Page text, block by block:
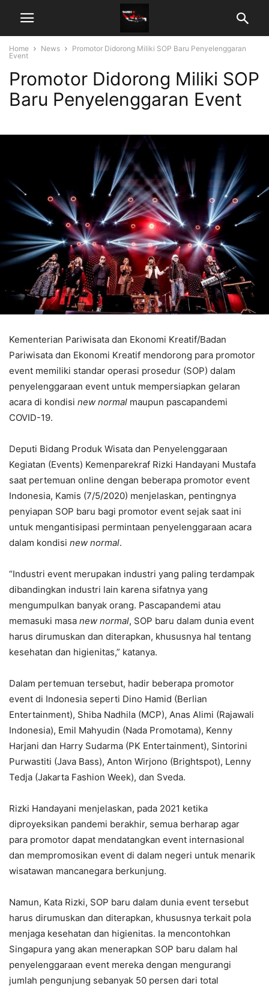
Home News
Promotor Didorong Miliki SOP Baru Penyelenggaran
Event
Promotor Didorong Miliki SOP
Baru Penyelenggaran Event
Kementerian Pariwisata dan Ekonomi Kreatif/Badan
Pariwisata dan Ekonomi Kreatif mendorong para promotor
event memiliki standar operasi prosedur (SOP) dalam
penyelenggaraan event untuk mempersiapkan gelaran
acara di kondisi new normal maupun pascapandemi
COVID-19.
Deputi Bidang Produk Wisata dan Penyelenggaraan
Kegiatan (Events) Kemenparekraf Rizki Handayani Mustafa
saat pertemuan online dengan beberapa promotor event
Indonesia, Kamis (7/5/2020) menjelaskan, pentingnya
penyiapan SOP baru bagi promotor event sejak saat ini
untuk mengantisipasi permintaan penyelenggaraan acara
dalam kondisi new normal.
“Industri event merupakan industri yang paling terdampak
dibandingkan industri lain karena sifatnya yang
mengumpulkan banyak orang. Pascapandemi atau
memasuki masa new normal, SOP baru dalam dunia event
harus dirumuskan dan diterapkan, khususnya hal tentang
kesehatan dan higienitas,” katanya.
Dalam pertemuan tersebut, hadir beberapa promotor
event di Indonesia seperti Dino Hamid (Berlian
Entertainment), Shiba Nadhila (MCP), Anas Alimi (Rajawali
Indonesia), Emil Mahyudin (Nada Promotama), Kenny
Harjani dan Harry Sudarma (PK Entertainment), Sintorini
Purwastiti (Java Bass), Anton Wirjono (Brightspot), Lenny
Tedja (Jakarta Fashion Week), dan Sveda.
Rizki Handayani menjelaskan, pada 2021 ketika
diproyeksikan pandemi berakhir, semua berharap agar
para promotor dapat mendatangkan event internasional
dan mempromosikan event di dalam negeri untuk menarik
wisatawan mancanegara berkunjung.
Namun, Kata Rizki, SOP baru dalam dunia event tersebut
harus dirumuskan dan diterapkan, khususnya terkait pola
menjaga kesehatan dan higienitas. Ia mencontohkan
Singapura yang akan menerapkan SOP baru dalam hal
penyelenggaraan event mereka dengan mengurangi
jumlah pengunjung sebanyak 50 persen dari total